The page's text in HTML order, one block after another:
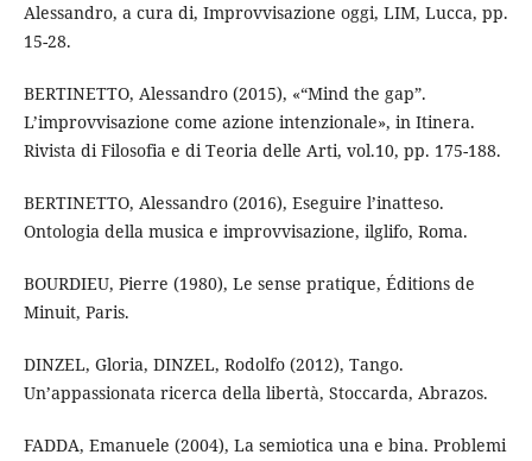
Alessandro, a cura di, Improvvisazione oggi, LIM, Lucca, pp.
15-28.
BERTINETTO, Alessandro (2015), «“Mind the gap”.
L’improvvisazione come azione intenzionale», in Itinera.
Rivista di Filosofia e di Teoria delle Arti, vol.10, pp. 175-188.
BERTINETTO, Alessandro (2016), Eseguire l’inatteso.
Ontologia della musica e improvvisazione, ilglifo, Roma.
BOURDIEU, Pierre (1980), Le sense pratique, Éditions de
Minuit, Paris.
DINZEL, Gloria, DINZEL, Rodolfo (2012), Tango.
Un’appassionata ricerca della libertà, Stoccarda, Abrazos.
FADDA, Emanuele (2004), La semiotica una e bina. Problemi